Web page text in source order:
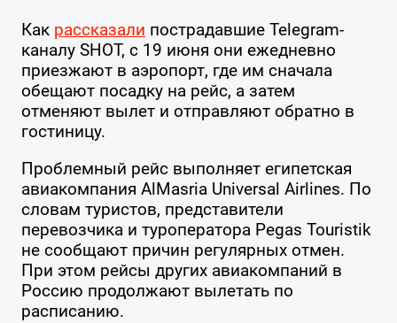
Как рассказали пострадавшие Telegram-
каналу SHOT, с 19 июня они ежедневно
приезжают в аэропорт, где им сначала
обещают посадку на рейс, а затем
отменяют вылет и отправляют обратно в
гостиницу.
Проблемный рейс выполняет египетская
авиакомпания AlMasria Universal Airlines. По
словам туристов, представители
перевозчика и туроператора Pegas Touristik
не сообщают причин регулярных отмен.
При этом рейсы других авиакомпаний в
Россию продолжают вылетать по
расписанию.